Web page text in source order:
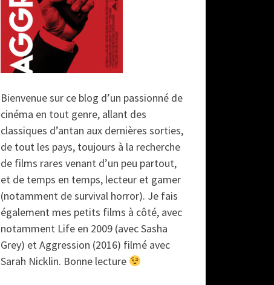
Bienvenue sur ce blog d’un passionné de
cinéma en tout genre, allant des
classiques d’antan aux dernières sorties,
de tout les pays, toujours à la recherche
de films rares venant d’un peu partout,
et de temps en temps, lecteur et gamer
(notamment de survival horror). Je fais
également mes petits films à côté, avec
notamment Life en 2009 (avec Sasha
Grey) et Aggression (2016) filmé avec
Sarah Nicklin. Bonne lecture